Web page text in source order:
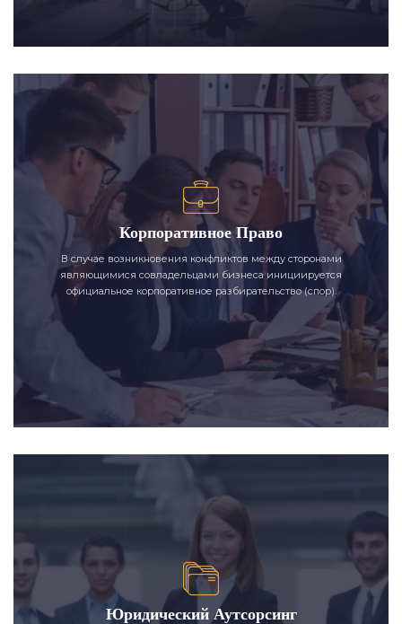
Корпоративное Право
В случае возникновения конфликтов между сторонами
являющимися совладельцами бизнеса инициируется
официальное корпоративное разбирательство (спор).
Юридический Аутсорсинг